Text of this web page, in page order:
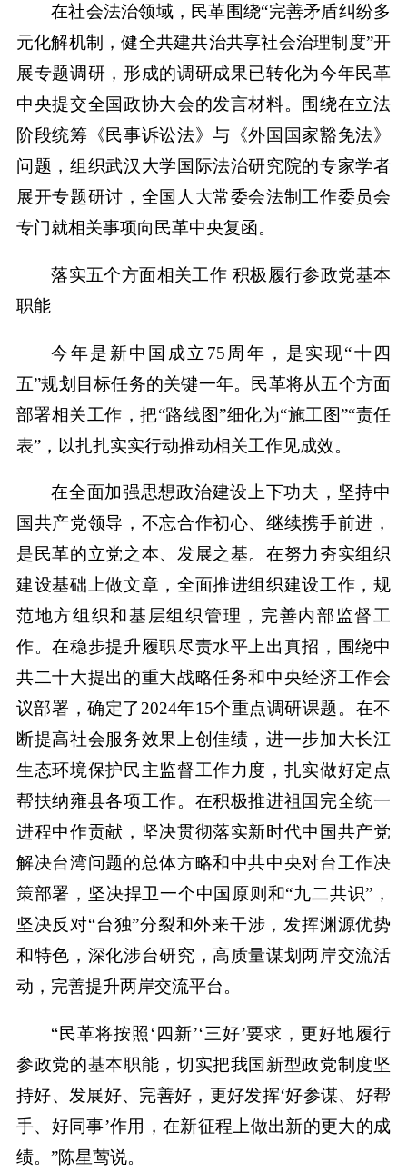
在社会法治领域，民革围绕“完善矛盾纠纷多
元化解机制，健全共建共治共享社会治理制度”开
展专题调研，形成的调研成果已转化为今年民革
中央提交全国政协大会的发言材料。围绕在立法
阶段统筹《民事诉讼法》与《外国国家豁免法》
问题，组织武汉大学国际法治研究院的专家学者
展开专题研讨，全国人大常委会法制工作委员会
专门就相关事项向民革中央复函。
落实五个方面相关工作 积极履行参政党基本
职能
今年是新中国成立75周年，是实现“十四
五”规划目标任务的关键一年。民革将从五个方面
部署相关工作，把“路线图”细化为“施工图”“责任
表”，以扎扎实实行动推动相关工作见成效。
在全面加强思想政治建设上下功夫，坚持中
国共产党领导，不忘合作初心、继续携手前进，
是民革的立党之本、发展之基。在努力夯实组织
建设基础上做文章，全面推进组织建设工作，规
范地方组织和基层组织管理，完善内部监督工
作。在稳步提升履职尽责水平上出真招，围绕中
共二十大提出的重大战略任务和中央经济工作会
议部署，确定了2024年15个重点调研课题。在不
断提高社会服务效果上创佳绩，进一步加大长江
生态环境保护民主监督工作力度，扎实做好定点
帮扶纳雍县各项工作。在积极推进祖国完全统一
进程中作贡献，坚决贯彻落实新时代中国共产党
解决台湾问题的总体方略和中共中央对台工作决
策部署，坚决捍卫一个中国原则和“九二共识”，
坚决反对“台独”分裂和外来干涉，发挥渊源优势
和特色，深化涉台研究，高质量谋划两岸交流活
动，完善提升两岸交流平台。
“民革将按照‘四新’‘三好’要求，更好地履行
参政党的基本职能，切实把我国新型政党制度坚
持好、发展好、完善好，更好发挥‘好参谋、好帮
手、好同事’作用，在新征程上做出新的更大的成
绩。”陈星莺说。